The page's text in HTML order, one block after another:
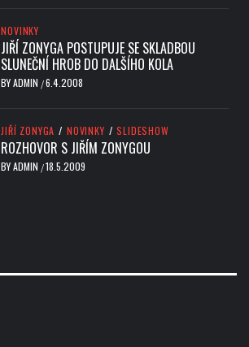
NOVINKY
JIŘÍ ZONYGA POSTUPUJE SE SKLADBOU
SLUNEČNÍ HROB DO DALŠÍHO KOLA
BYADMIN /6.4.2008
JIŘÍ ZONYGA / NOVINKY / SLIDESHOW
ROZHOVOR S JIŘÍM ZONYGOU
BYADMIN /18.5.2009